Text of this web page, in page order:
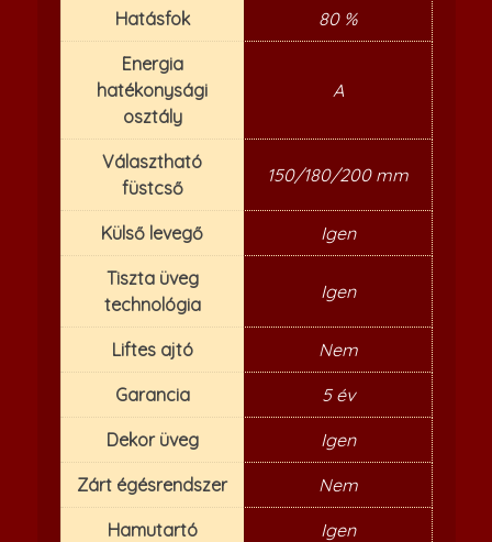
Hatásfok 80 %
Energia
hatékonysági
osztály
A
Választható
füstcső
150/180/200 mm
Külső levegő Igen
Tiszta üveg
technológia
Igen
Liftes ajtó Nem
Garancia 5 év
Dekor üveg Igen
Zárt égésrendszer Nem
Hamutartó Igen